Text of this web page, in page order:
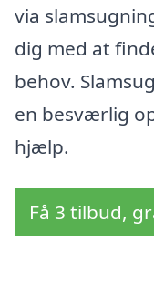
via
dig med at
behov.
en besværlig
hjælp.
Få 3 tilbud,